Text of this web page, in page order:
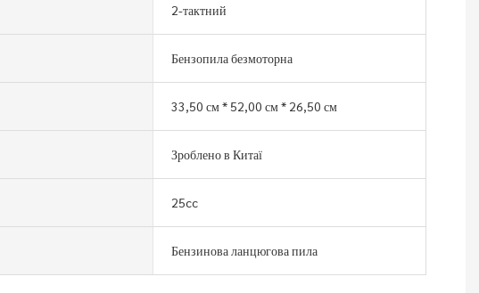
2-тактний
Бензопила безмоторна
33,50 см * 52,00 см * 26,50 см
Зроблено в Китаї
25cc
Бензинова ланцюгова пила